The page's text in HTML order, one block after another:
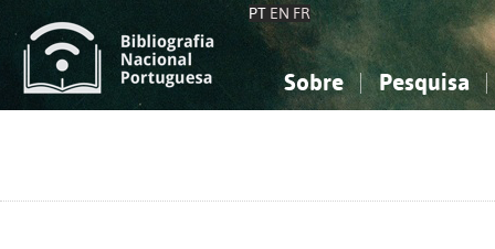
PT EN FR
Sobre Pesquisa